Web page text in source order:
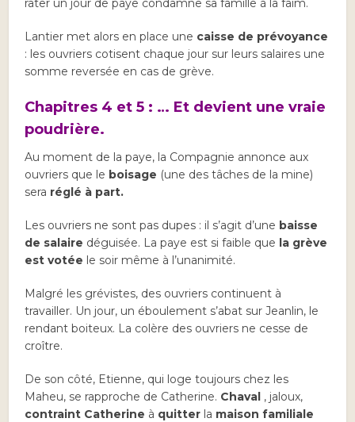
rater un jour de paye condamne sa famille à la faim.
Lantier met alors en place une caisse de prévoyance
: les ouvriers cotisent chaque jour sur leurs salaires une
somme reversée en cas de grève.
Chapitres 4 et 5 : … Et devient une vraie
poudrière.
Au moment de la paye, la Compagnie annonce aux
ouvriers que le boisage (une des tâches de la mine)
sera réglé à part.
Les ouvriers ne sont pas dupes : il s’agit d’une baisse
de salaire déguisée. La paye est si faible que la grève
est votée le soir même à l’unanimité.
Malgré les grévistes, des ouvriers continuent à
travailler. Un jour, un éboulement s’abat sur Jeanlin, le
rendant boiteux. La colère des ouvriers ne cesse de
croître.
De son côté, Etienne, qui loge toujours chez les
Maheu, se rapproche de Catherine. Chaval , jaloux,
contraint Catherine à quitter la maison familiale